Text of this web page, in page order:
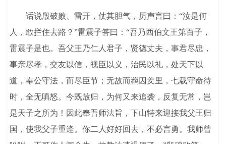
话说殷破败、雷开，仗其胆气，厉声言曰：“汝是何
人，敢拦住去路？”雷震子答曰：“吾乃西伯文王第百子，
雷震子是也。吾父王乃仁人君子，贤德丈夫，事君尽忠，
事亲尽孝，交友以信，视臣以义，治民以礼，处天下以
道，奉公守法，而尽臣节；无故而羁囚羑里，七载守命待
时，全无嗔怒。今既放归，为何又来追袭，反复无常，岂
是天子之所为！因此奉吾师法旨，下山特来迎接我父王归
国，使我父子重逢。你二人好好回去，不必言勇。我师曾